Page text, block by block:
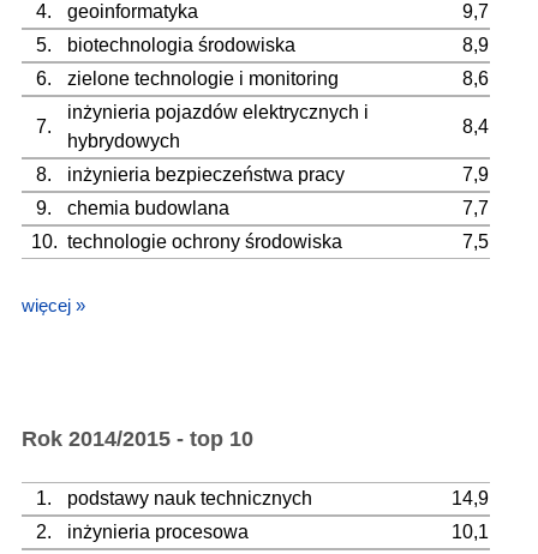
4.
geoinformatyka
9,7
5.
biotechnologia środowiska
8,9
6.
zielone technologie i monitoring 8,6
7.
inżynieria pojazdów elektrycznych i
hybrydowych
8,4
8. inżynieria bezpieczeństwa pracy
7,9
9.
chemia budowlana
7,7
10. technologie ochrony środowiska 7,5
więcej »
Rok 2014/2015 - top 10
1. podstawy nauk technicznych
14,9
2.
inżynieria procesowa 10,1